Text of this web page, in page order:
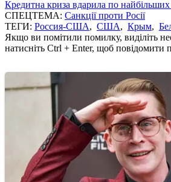
Кредитна криза вдарила по
СПЕЦТЕМА: Санкції проти Росії
ТЕГИ: Россия-США, США, Крым,
Якщо ви помітили помилку, виділіть
натисніть Ctrl + Enter, щоб повідомити